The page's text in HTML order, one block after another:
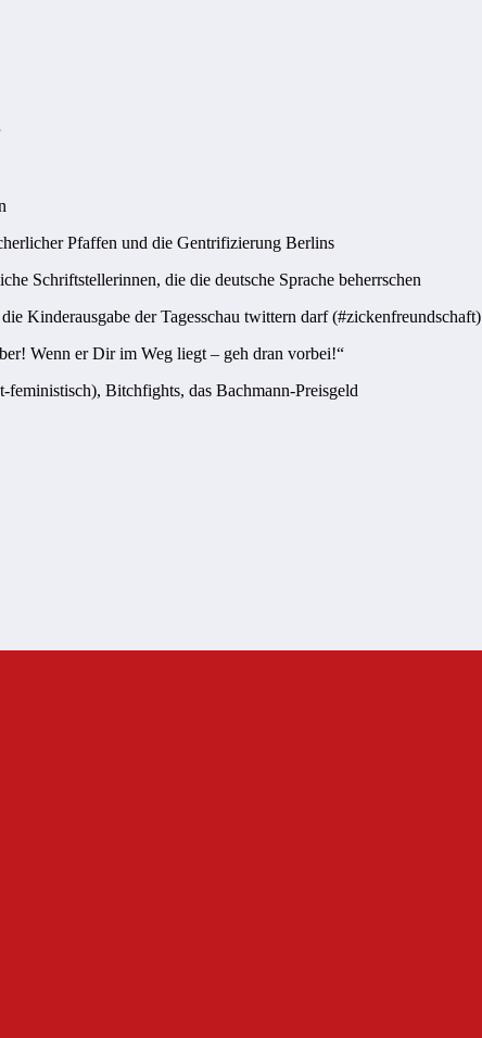
Pfaffen und die Gentrifizierung Berlins
Schriftstellerinnen, die die deutsche Sprache beherrschen
Kinderausgabe der Tagesschau twittern darf (#zickenfreundschaft)
Wenn er Dir im Weg liegt – geh dran vorbei!“
feministisch), Bitchfights, das Bachmann-Preisgeld